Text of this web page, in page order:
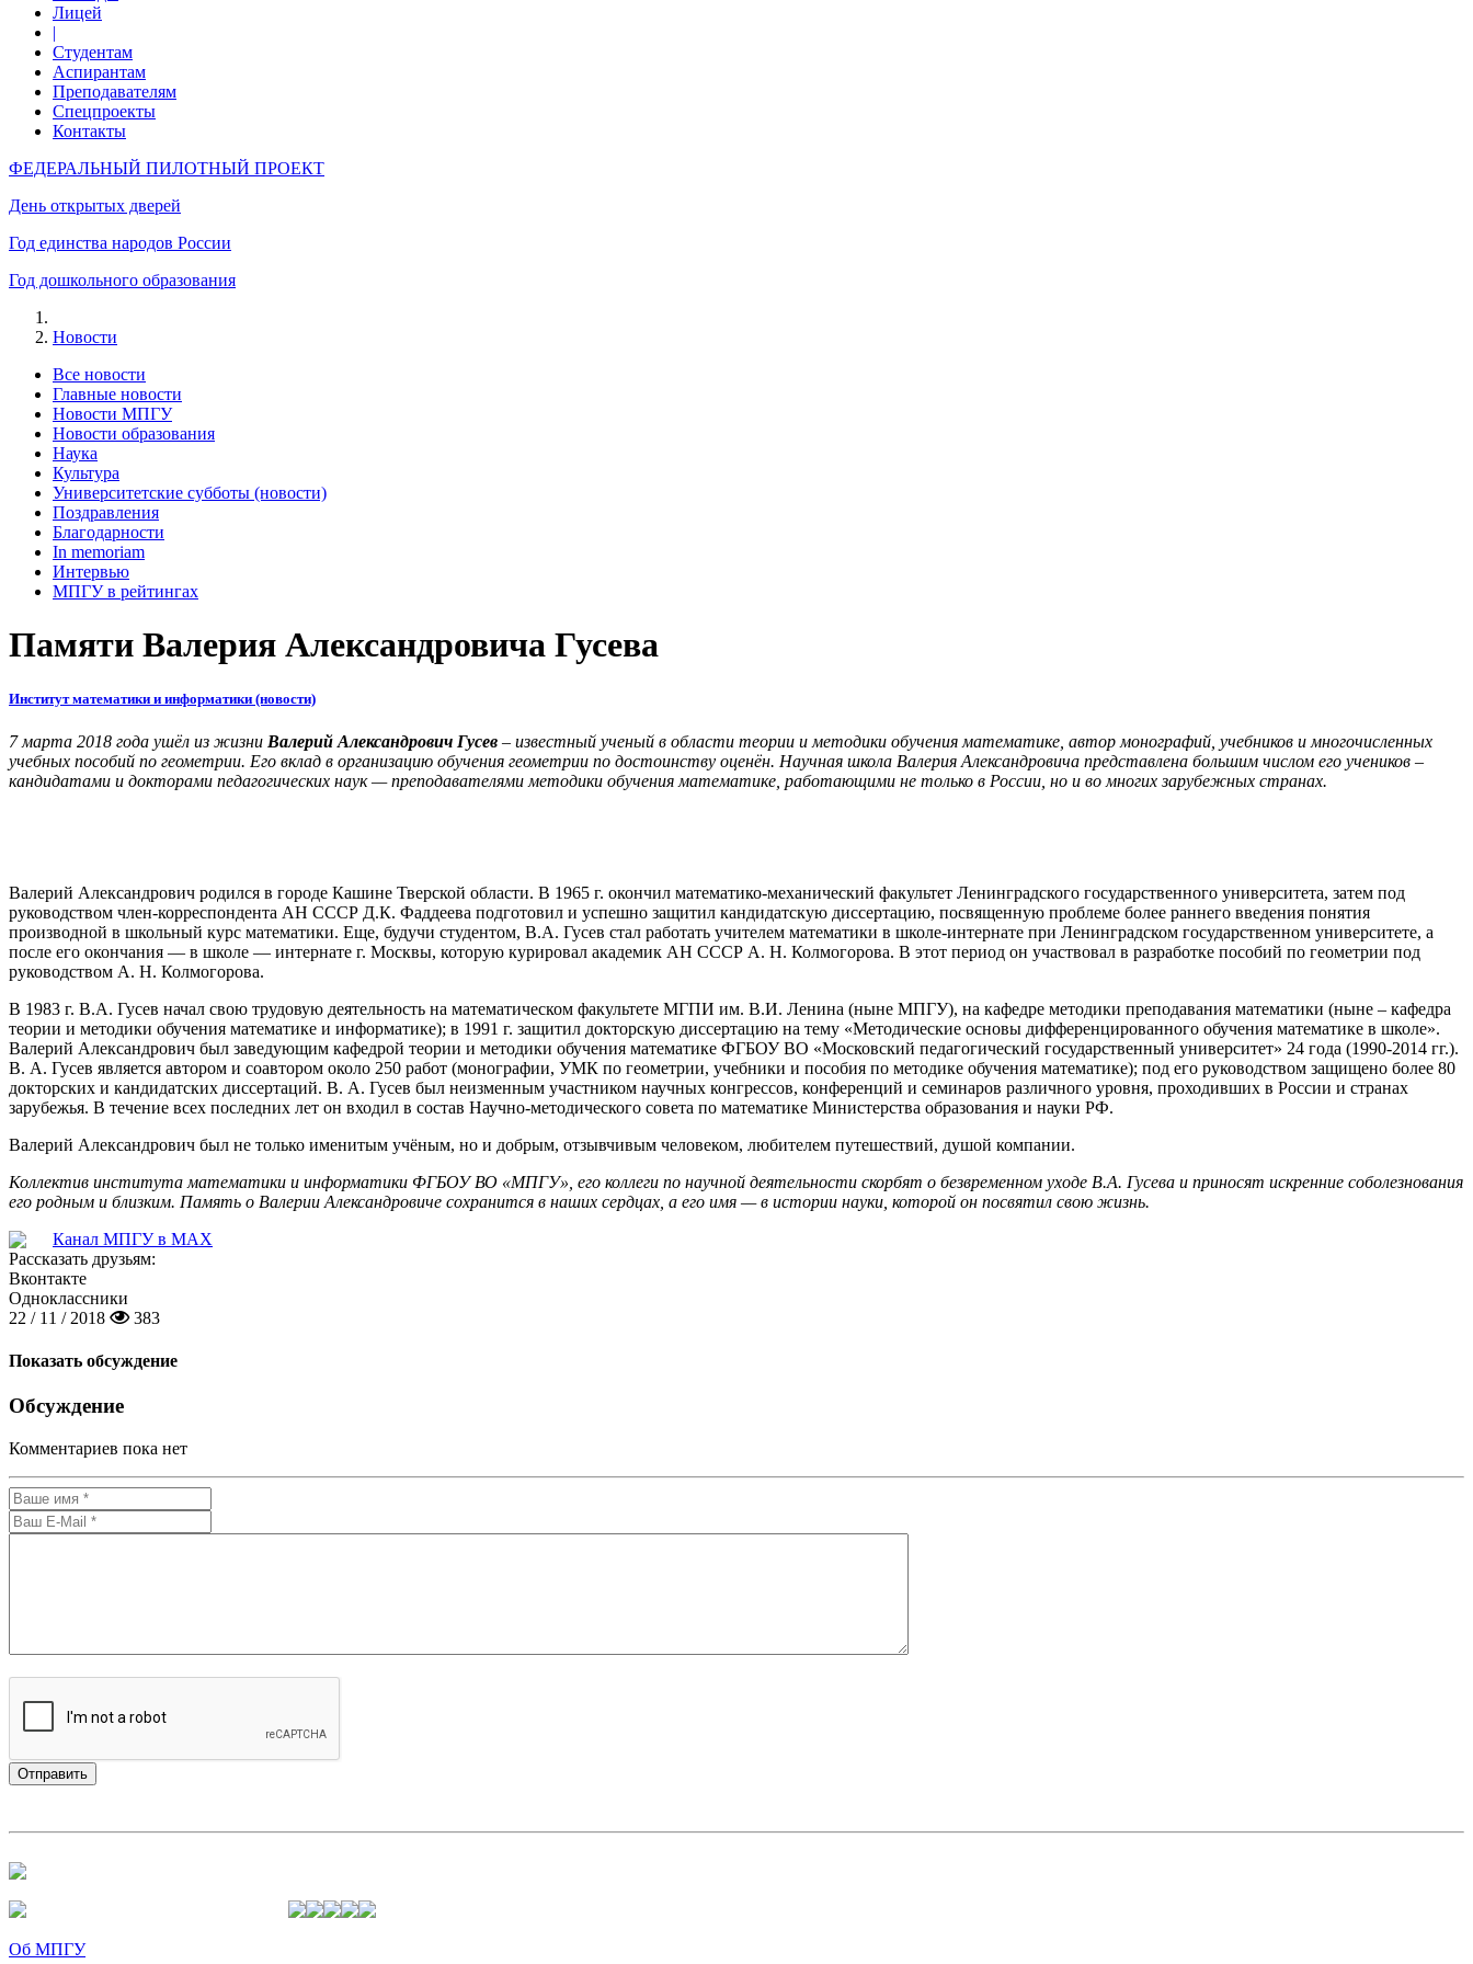
Лицей
|
Студентам
Аспирантам
Преподавателям
Спецпроекты
Контакты
ФЕДЕРАЛЬНЫЙ ПИЛОТНЫЙ ПРОЕКТ
День открытых дверей
Год единства народов России
Год дошкольного образования
Новости
Все новости
Главные новости
Новости МПГУ
Новости образования
Наука
Культура
Университетские субботы (новости)
Поздравления
Благодарности
In memoriam
Интервью
МПГУ в рейтингах
Памяти Валерия Александровича Гусева
Институт математики и информатики (новости)
7 марта 2018 года ушёл из жизни Валерий Александрович Гусев – известный ученый в области теории и методики обучения математике, автор монографий, учебников и многочисленных
учебных пособий по геометрии. Его вклад в организацию обучения геометрии по достоинству оценён. Научная школа Валерия Александровича представлена большим числом его учеников –
кандидатами и докторами педагогических наук — преподавателями методики обучения математике, работающими не только в России, но и во многих зарубежных странах.
Валерий Александрович родился в городе Кашине Тверской области. В 1965 г. окончил математико-механический факультет Ленинградского государственного университета, затем под
руководством член-корреспондента АН СССР Д.К. Фаддеева подготовил и успешно защитил кандидатскую диссертацию, посвященную проблеме более раннего введения понятия
производной в школьный курс математики. Еще, будучи студентом, В.А. Гусев стал работать учителем математики в школе-интернате при Ленинградском государственном университете, а
после его окончания — в школе — интернате г. Москвы, которую курировал академик АН СССР А. Н. Колмогорова. В этот период он участвовал в разработке пособий по геометрии под
руководством А. Н. Колмогорова.
В 1983 г. В.А. Гусев начал свою трудовую деятельность на математическом факультете МГПИ им. В.И. Ленина (ныне МПГУ), на кафедре методики преподавания математики (ныне – кафедра
теории и методики обучения математике и информатике); в 1991 г. защитил докторскую диссертацию на тему «Методические основы дифференцированного обучения математике в школе».
Валерий Александрович был заведующим кафедрой теории и методики обучения математике ФГБОУ ВО «Московский педагогический государственный университет» 24 года (1990-2014 гг.).
В. А. Гусев является автором и соавтором около 250 работ (монографии, УМК по геометрии, учебники и пособия по методике обучения математике); под его руководством защищено более 80
докторских и кандидатских диссертаций. В. А. Гусев был неизменным участником научных конгрессов, конференций и семинаров различного уровня, проходивших в России и странах
зарубежья. В течение всех последних лет он входил в состав Научно-методического совета по математике Министерства образования и науки РФ.
Валерий Александрович был не только именитым учёным, но и добрым, отзывчивым человеком, любителем путешествий, душой компании.
Коллектив института математики и информатики ФГБОУ ВО «МПГУ», его коллеги по научной деятельности скорбят о безвременном уходе В.А. Гусева и приносят искренние соболезнования
его родным и близким. Память о Валерии Александровиче сохранится в наших сердцах, а его имя — в истории науки, которой он посвятил свою жизнь.
Канал МПГУ в MAX
Рассказать друзьям:
Вконтакте
Одноклассники
22 / 11 / 2018
383
Показать обсуждение
Обсуждение
Комментариев пока нет
Об МПГУ